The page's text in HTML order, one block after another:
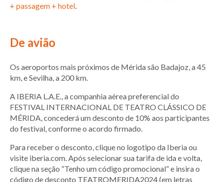
+ passagem + hotel
De avião
Os aeroportos mais próximos de Mérida são Badajoz, a 45
km, e Sevilha, a 200 km.
A IBERIA L.A.E., a companhia aérea preferencial do
FESTIVAL INTERNACIONAL DE TEATRO CLÁSSICO DE
MÉRIDA, concederá um desconto de 10% aos participantes
do festival, conforme o acordo firmado.
Para receber o desconto, clique no logotipo da Iberia ou
visite iberia.com. Após selecionar sua tarifa de ida e volta,
clique na seção “Tenho um código promocional” e insira o
código de desconto TEATROMERIDA2024 (em letras